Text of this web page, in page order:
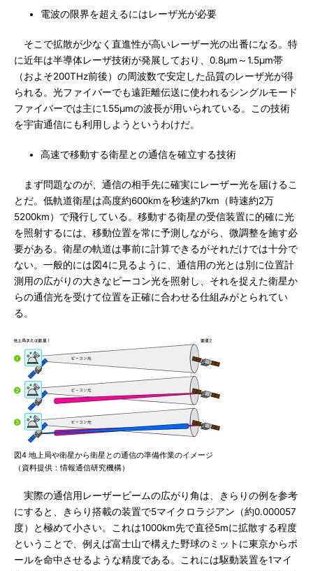
電波の限界を超えるにはレーザ光が必要
そこで拡散が少なく直進性が高いレーザー光の出番になる。特
に近年は半導体レーザ技術が発展しており、0.8μm～1.5μm帯
（およそ200THz前後）の周波数で安定した品質のレーザ光が得
られる。光ファイバーでも遠距離伝送に使われるシングルモード
ファイバーでは主に1.55μmの波長が用いられている。この技術
を宇宙通信にも利用しようというわけだ。
高速で移動する衛星との通信を確立する技術
まず問題なのが、通信の相手先に確実にレーザー光を届けるこ
とだ。低軌道衛星は高度約600kmを秒速約7km（時速約2万
5200km）で飛行している。移動する衛星の受信装置に的確に光
を照射するには、移動位置を常に予測しながら、微調整を施す必
要がある。衛星の軌道は事前に計算できるがそれだけでは十分で
ない。一般的には図4に見るように、通信用の光とは別に位置計
測用の広がりの大きなビーコン光を照射し、それを捉えた衛星か
らの通信光を受けて位置を正確に合わせる仕組みがとられてい
る。
図4 地上局や衛星から衛星との通信の準備作業のイメージ
（資料提供：情報通信研究機構）
実際の通信用レーザービームの広がり角は、きらりの例を参考
にすると、きらり搭載の装置で5マイクロラジアン（約0.000057
度）と極めて小さい。これは1000km先で直径5mに拡散する程度
ということで、例えば富士山で構えた野球のミットに東京からボ
ールを命中させるような精度である。これには駆動装置を1マイ